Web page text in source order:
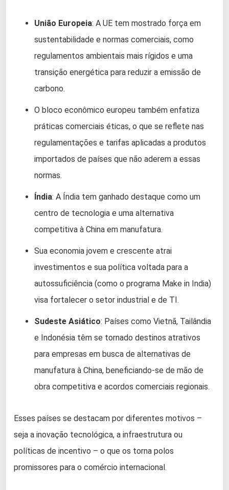
União Europeia: A UE tem mostrado força em
sustentabilidade e normas comerciais, como
regulamentos ambientais mais rígidos e uma
transição energética para reduzir a emissão de
carbono.
O bloco econômico europeu também enfatiza
práticas comerciais éticas, o que se reflete nas
regulamentações e tarifas aplicadas a produtos
importados de países que não aderem a essas
normas.
Índia: A Índia tem ganhado destaque como um
centro de tecnologia e uma alternativa
competitiva à China em manufatura.
Sua economia jovem e crescente atrai
investimentos e sua política voltada para a
autossuficiência (como o programa Make in India)
visa fortalecer o setor industrial e de TI.
Sudeste Asiático: Países como Vietnã, Tailândia
e Indonésia têm se tornado destinos atrativos
para empresas em busca de alternativas de
manufatura à China, beneficiando-se de mão de
obra competitiva e acordos comerciais regionais.
Esses países se destacam por diferentes motivos –
seja a inovação tecnológica, a infraestrutura ou
políticas de incentivo – o que os torna polos
promissores para o comércio internacional.